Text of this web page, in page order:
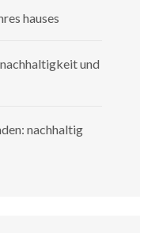
hauses
und
nachhaltig